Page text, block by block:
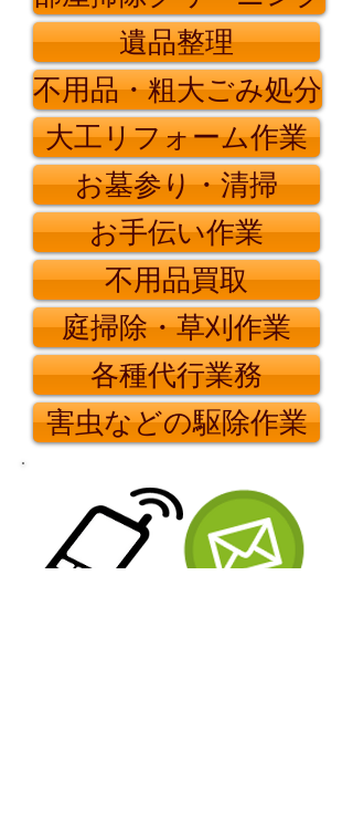
遺品整理
不用品・粗大ごみ処分
大工リフォーム作業
お墓参り・清掃
お手伝い作業
不用品買取
庭掃除・草刈作業
各種代行業務
害虫などの駆除作業